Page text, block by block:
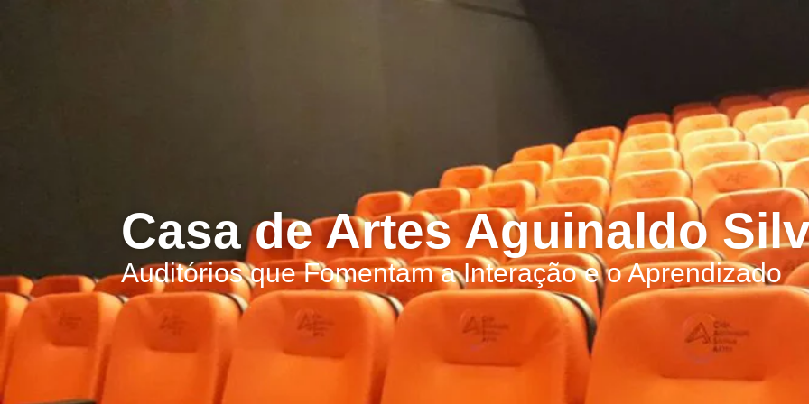
Casa de Artes Aguinaldo
Auditórios que Fomentam a Interação e o Aprendizado